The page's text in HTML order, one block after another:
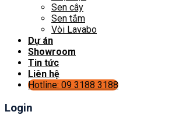
Sen cây
Sen tắm
Vòi Lavabo
Dự án
Showroom
Tin tức
Liên hệ
Hotline: 09 3188 3188
Login